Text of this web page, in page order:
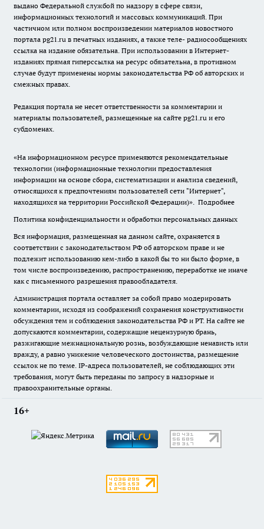
выдано Федеральной службой по надзору в сфере связи,
информационных технологий и массовых коммуникаций. При
частичном или полном воспроизведении материалов новостного
портала pg21.ru в печатных изданиях, а также теле- радиосообщениях
ссылка на издание обязательна. При использовании в Интернет-
изданиях прямая гиперссылка на ресурс обязательна, в противном
случае будут применены нормы законодательства РФ об авторских и
смежных правах.
Редакция портала не несет ответственности за комментарии и
материалы пользователей, размещенные на сайте pg21.ru и его
субдоменах.
«На информационном ресурсе применяются рекомендательные
технологии (информационные технологии предоставления
информации на основе сбора, систематизации и анализа сведений,
относящихся к предпочтениям пользователей сети "Интернет",
находящихся на территории Российской Федерации)». Подробнее
Политика конфиденциальности и обработки персональных данных
Вся информация, размещенная на данном сайте, охраняется в
соответствии с законодательством РФ об авторском праве и не
подлежит использованию кем-либо в какой бы то ни было форме, в
том числе воспроизведению, распространению, переработке не иначе
как с письменного разрешения правообладателя.
Администрация портала оставляет за собой право модерировать
комментарии, исходя из соображений сохранения конструктивности
обсуждения тем и соблюдения законодательства РФ и РТ. На сайте не
допускаются комментарии, содержащие нецензурную брань,
разжигающие межнациональную рознь, возбуждающие ненависть или
вражду, а равно унижение человеческого достоинства, размещение
ссылок не по теме. IP-адреса пользователей, не соблюдающих эти
требования, могут быть переданы по запросу в надзорные и
правоохранительные органы.
16+